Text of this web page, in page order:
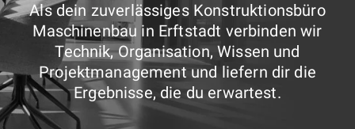
Als dein zuverlässiges Konstruktionsbüro
Maschinenbau in Erftstadt verbinden wir
Technik, Organisation, Wissen und
Projektmanagement und liefern dir die
Ergebnisse, die du erwartest.